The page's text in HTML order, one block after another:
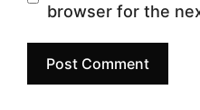
browser for the